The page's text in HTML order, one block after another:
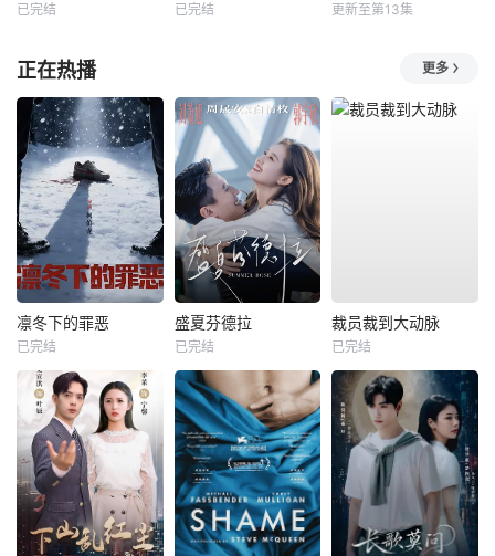
已完结 已完结 更新至第13集
正在热播 更多
凛冬下的罪恶
已完结
盛夏芬德拉
已完结
裁员裁到大动脉
已完结